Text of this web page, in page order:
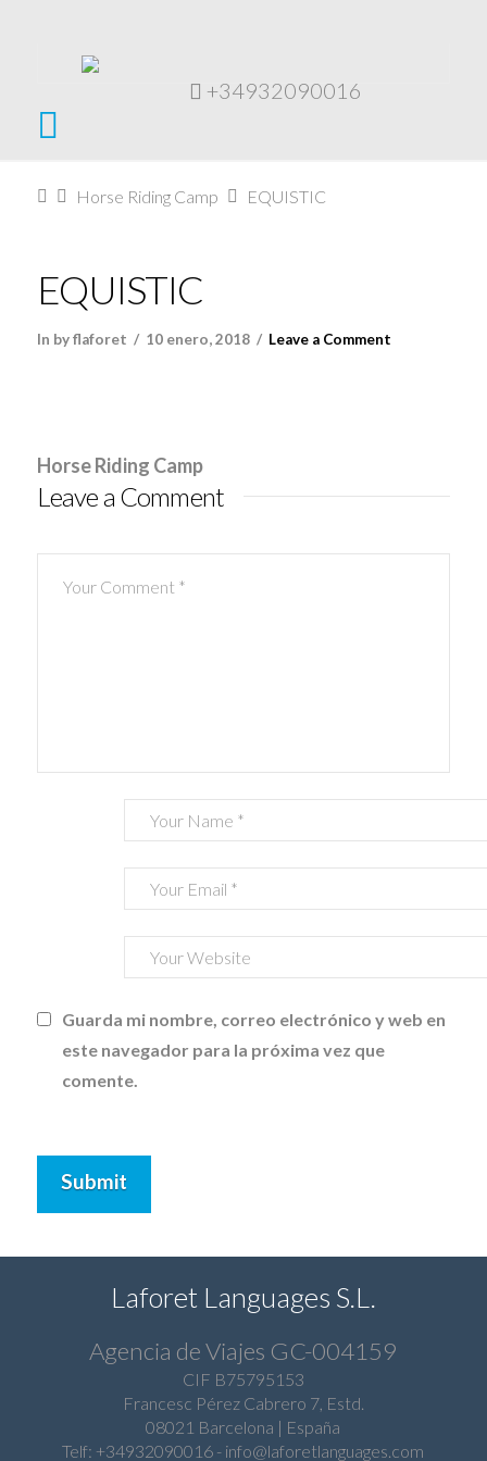
+34932090016
HomeHorse Riding Camp EQUISTIC
EQUISTIC
In by flaforet 10 enero, 2018 Leave a Comment
Horse Riding Camp
Leave a Comment
Guarda mi nombre, correo electrónico y web en
este navegador para la próxima vez que
comente.
Laforet Languages S.L.
Agencia deViajes GC-004159
CIF B75795153
Francesc Pérez Cabrero 7, Estd.
08021 Barcelona | España
Telf: +34932090016 - info@laforetlanguages.com